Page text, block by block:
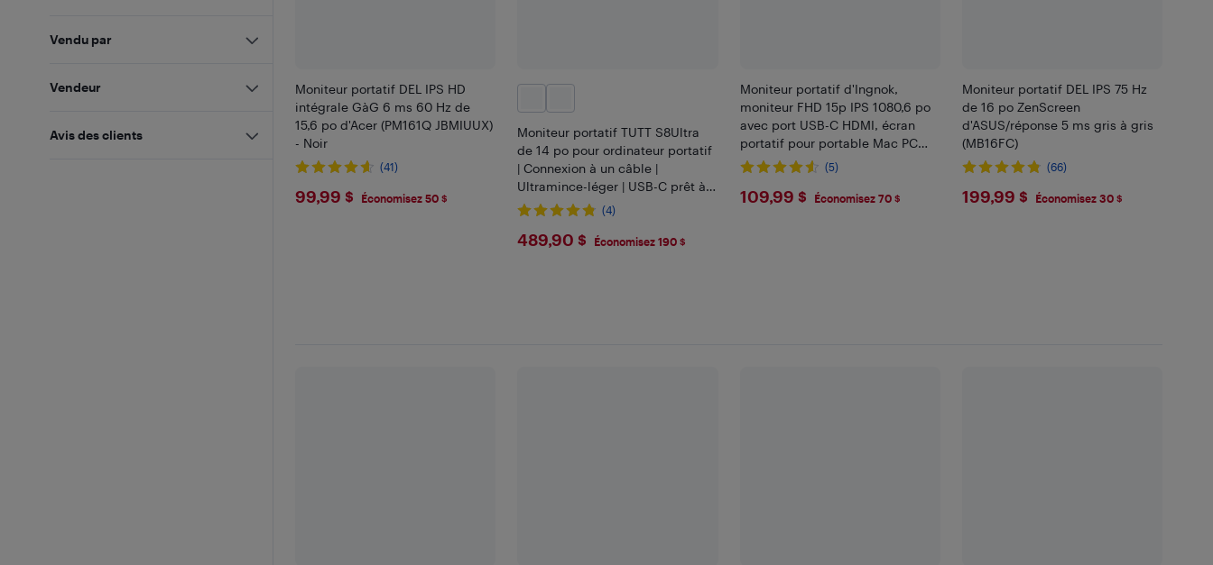
Moniteur portatif DEL IPS HD
intégrale GàG 6 ms 60 Hz de
15,6 po d'Acer (PM161Q JBMIUUX)
- Noir
(41)
$99.99
99,99 $ Économisez 50 $
Moniteur portatif TUTT S8Ultra
de 14 po pour ordinateur portatif
| Connexion à un câble |
Ultramince-léger | USB-C prêt à
l'emploi | Prolongateur d'écran
Mac/Win
(4)
$489.9
489,90 $ Économisez 190 $
Moniteur portatif d'Ingnok,
moniteur FHD 15p IPS 1080,6 po
avec port USB-C HDMI, écran
portatif pour portable Mac PC
Phone Switch PS5, haut-parleurs
intelligente
(5)
$109.99
109,99 $ Économisez 70 $
Moniteur portatif DEL IPS 75 Hz
de 16 po ZenScreen
d'ASUS/réponse 5 ms gris à gris
(MB16FC)
(66)
$199.99
199,99 $ Économisez 30 $
Vendu par
Vendeur
Avis des clients